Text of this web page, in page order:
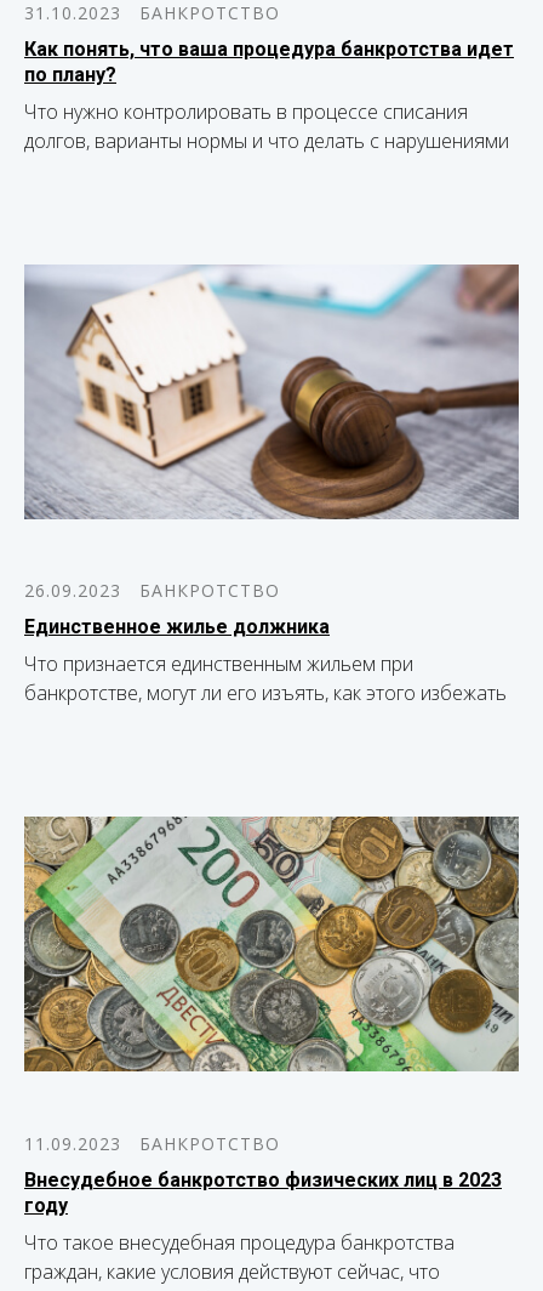
31.10.2023
БАНКРОТСТВО
Как понять, что ваша процедура банкротства идет
по плану?
Что нужно контролировать в процессе списания
долгов, варианты нормы и что делать с нарушениями
26.09.2023
БАНКРОТСТВО
Единственное жилье должника
Что признается единственным жильем при
банкротстве, могут ли его изъять, как этого избежать
11.09.2023
БАНКРОТСТВО
Внесудебное банкротство физических лиц в 2023
году
Что такое внесудебная процедура банкротства
граждан, какие условия действуют сейчас, что